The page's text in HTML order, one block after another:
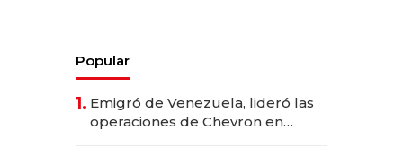
Popular
1. Emigró de Venezuela, lideró las
operaciones de Chevron en